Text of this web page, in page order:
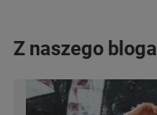
Z naszego bloga